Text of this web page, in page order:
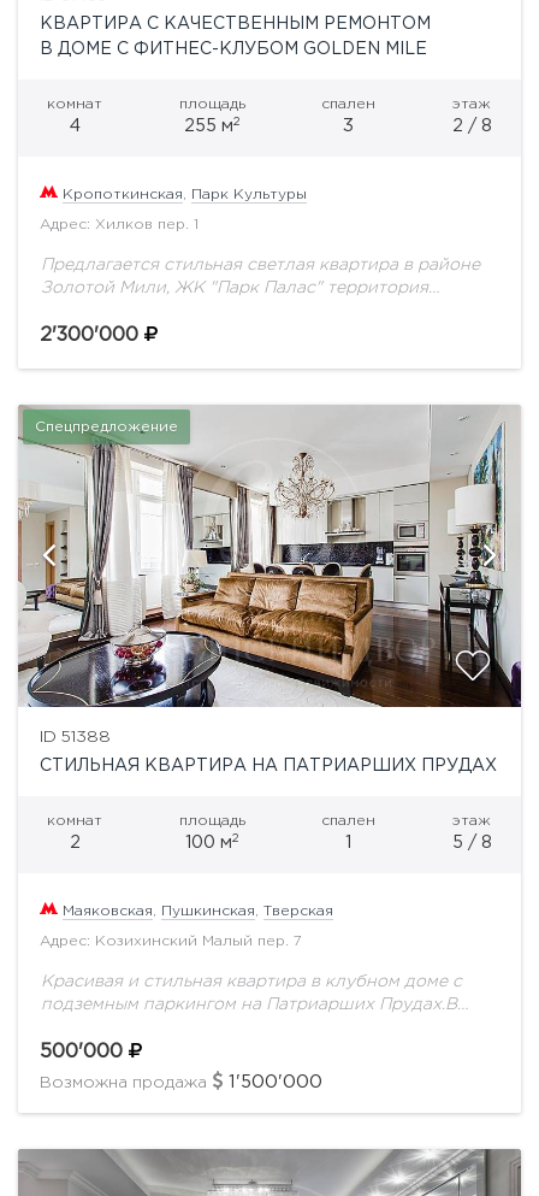
КВАРТИРА С КАЧЕСТВЕННЫМ РЕМОНТОМ
В ДОМЕ С ФИТНЕС-КЛУБОМ GOLDEN MILE
комнат
4
площадь
255 м2
спален
3
этаж
2 / 8
Кропоткинская Парк Культуры
Адрес: Хилков пер. 1
Предлагается стильная светлая квартира в районе
Золотой Мили, ЖК "Парк Палас" территория
парковка, автомойка, фитнес-клубПросторная
2'300'000
Спецпредложение
ID 51388
СТИЛЬНАЯ КВАРТИРА НА ПАТРИАРШИХ ПРУДАХ
комнат
2
площадь
100 м2
спален
1
этаж
5 / 8
Маяковская Пушкинская Тверская
Адрес: Козихинский Малый пер. 7
Красивая и стильная квартира в клубном доме с
подземным паркингом на Патриарших Прудах.В
индивидуальному проекту. планировка включает в
себя:Гостиную с обеденной зоной...
500'000
Возможна продажа 1'500'000